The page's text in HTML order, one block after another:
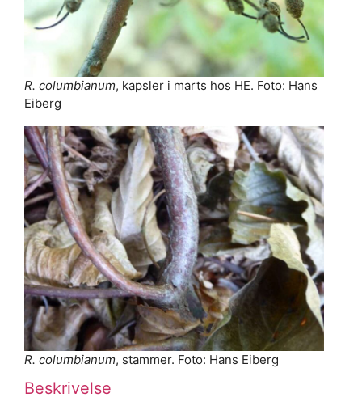
R. columbianum, kapsler i marts hos HE. Foto: Hans
Eiberg
R. columbianum, stammer. Foto: Hans Eiberg
Beskrivelse